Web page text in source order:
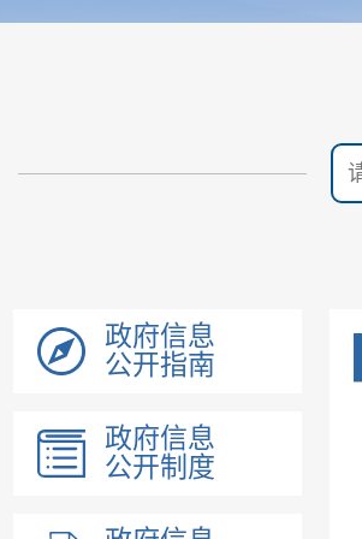
政府信息
公开指南
政府信息
公开制度